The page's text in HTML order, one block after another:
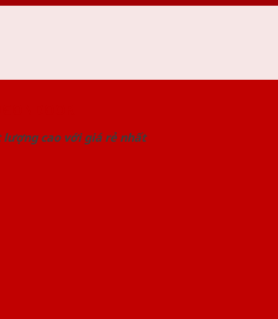
lượng cao với giá rẻ nhất